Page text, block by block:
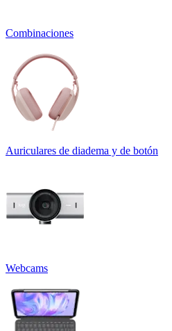
Combinaciones
Auriculares de diadema y de botón
Webcams